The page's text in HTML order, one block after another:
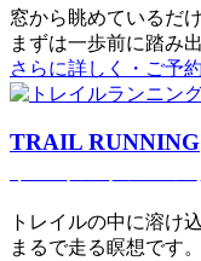
窓から眺めているだ
まずは一歩前に踏み
さらに詳しく・ご予約
TRAIL RUNNING
トレイルの中に溶け
まるで⾛る瞑想です。